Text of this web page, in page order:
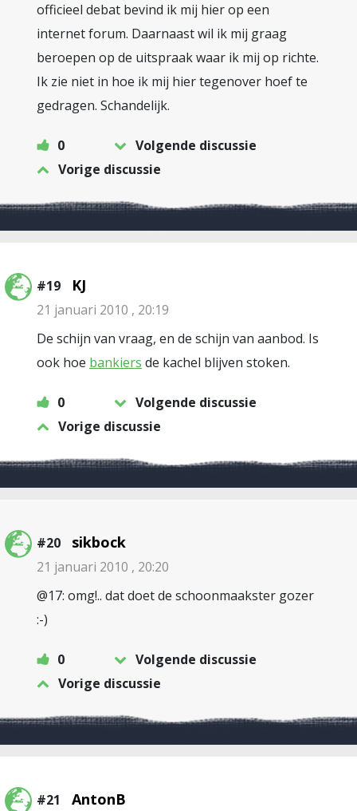
officieel debat bevind ik mij hier op een
internet forum. Daarnaast wil ik mij graag
beroepen op de uitspraak waar ik mij op richte.
Ik zie niet in hoe ik mij hier tegenover hoef te
gedragen. Schandelijk.
0
Volgende discussie
Vorige discussie
#19 KJ
21 januari 2010 , 20:19
De schijn van vraag, en de schijn van aanbod. Is
ook hoe bankiers de kachel blijven stoken.
0
Volgende discussie
Vorige discussie
#20 sikbock
21 januari 2010 , 20:20
@17: omg!.. dat doet de schoonmaakster gozer
:-)
0
Volgende discussie
Vorige discussie
#21 AntonB